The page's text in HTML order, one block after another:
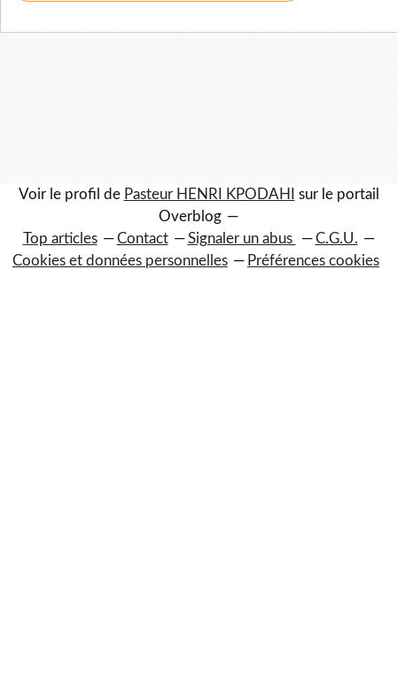
Voir le profil de Pasteur HENRI KPODAHI
sur le portail
Overblog
Top articles
Contact Signaler un abus
C.G.U.
Cookies et données personnelles
Préférences cookies